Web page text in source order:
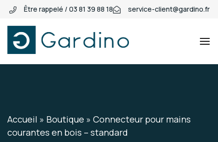
Être rappelé / 03 81 39 88 18 service-client@gardino.fr
Gardino
Gardino
Accueil » Boutique » Connecteur pour mains
courantes en bois – standard